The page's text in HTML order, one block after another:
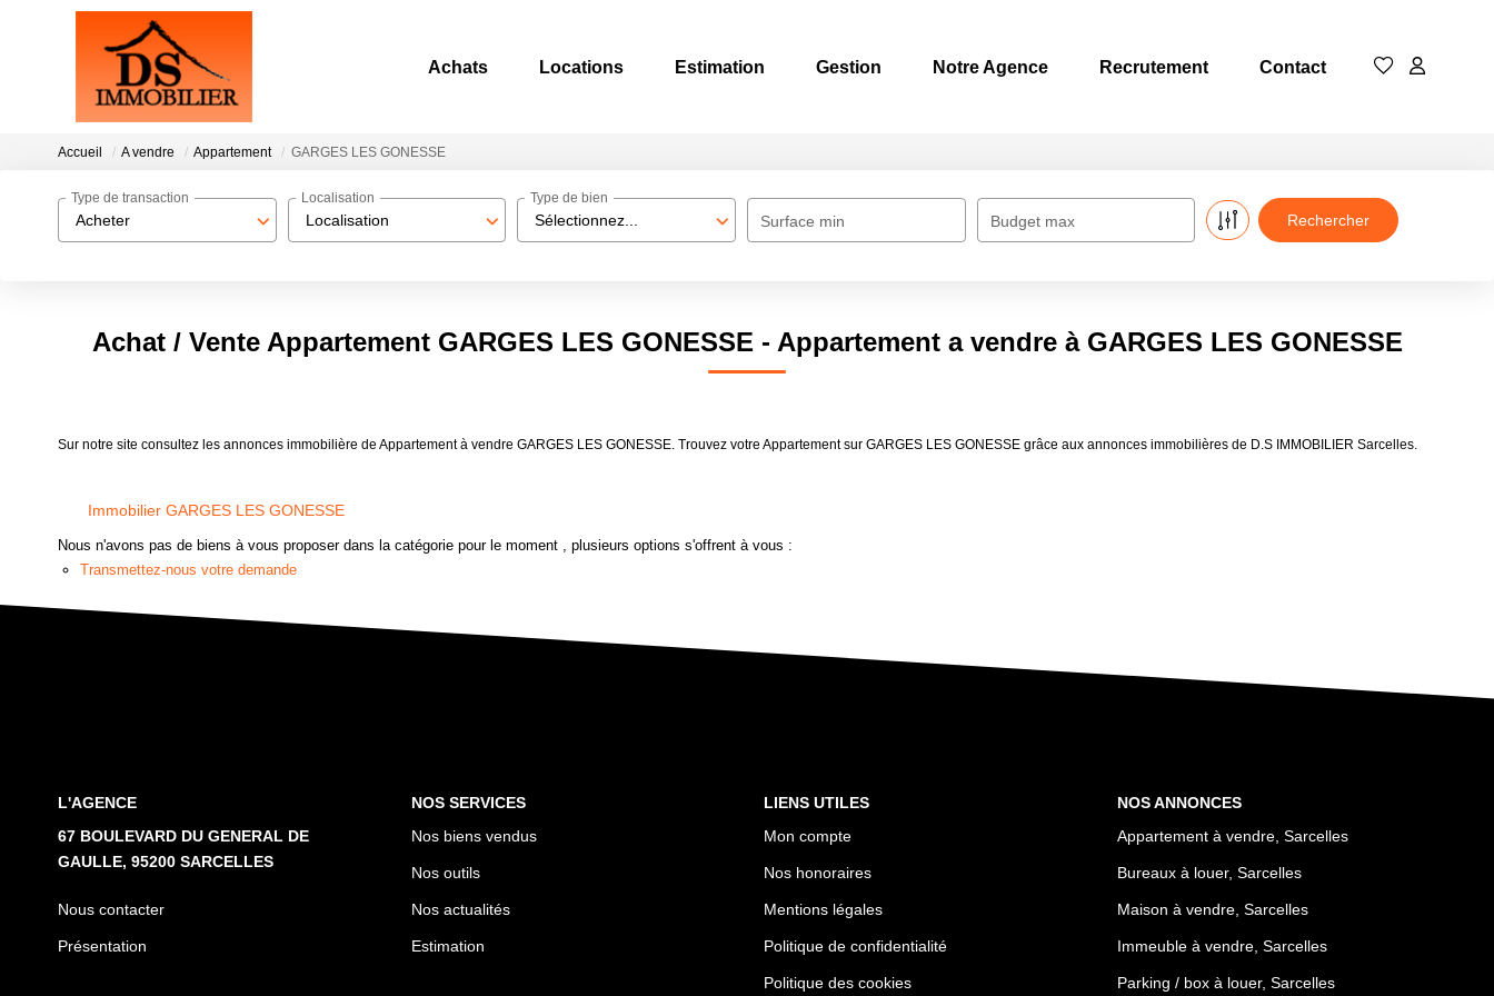
Achats Locations Estimation Gestion Notre Agence Recrutement Contact
Accueil A vendre Appartement GARGES LES GONESSE
Acheter
Type de transaction
Localisation
Localisation
Sélectionnez...
Type de bien
Surface min Budget max
Achat / Vente Appartement GARGES LES GONESSE - Appartement a vendre à GARGES LES GONESSE
Sur notre site consultez les annonces immobilière de Appartement à vendre GARGES LES GONESSE. Trouvez votre Appartement sur GARGES LES GONESSE grâce aux annonces immobilières de D.S IMMOBILIER Sarcelles.
Immobilier GARGES LES GONESSE
Nous n'avons pas de biens à vous proposer dans la catégorie pour le moment , plusieurs options s'offrent à vous :
Transmettez-nous votre demande
L'AGENCE
67 BOULEVARD DU GENERAL DE
GAULLE, 95200 SARCELLES
Nous contacter
Présentation
NOS SERVICES
Nos biens vendus
Nos outils
Nos actualités
Estimation
LIENS UTILES
Mon compte
Nos honoraires
Mentions légales
Politique de confidentialité
Politique des cookies
NOS ANNONCES
Appartement à vendre, Sarcelles
Bureaux à louer, Sarcelles
Maison à vendre, Sarcelles
Immeuble à vendre, Sarcelles
Parking / box à louer, Sarcelles